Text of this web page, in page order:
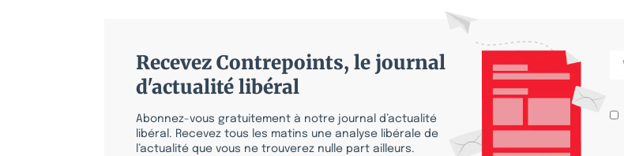
Recevez Contrepoints, le journal
d'actualité libéral
Abonnez-vous gratuitement à notre journal d’actualité
libéral. Recevez tous les matins une analyse libérale de
l’actualité que vous ne trouverez nulle part ailleurs.